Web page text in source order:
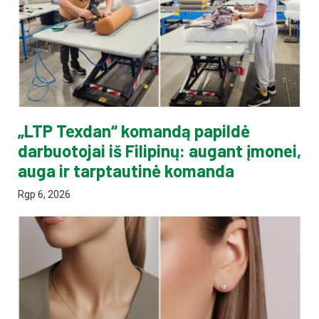
„LTP Texdan“ komandą papildė
darbuotojai iš Filipinų: augant įmonei,
auga ir tarptautinė komanda
Rgp 6, 2026